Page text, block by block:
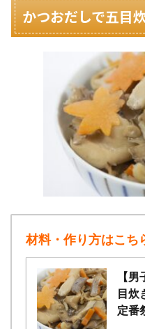
かつおだしで五目
材料・作り方はこち
【
目炊
定番